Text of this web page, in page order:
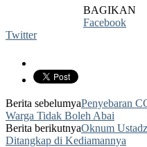
BAGIKAN
Facebook
Twitter
Berita sebelumyaPenyebaran
Warga Tidak Boleh Abai
Berita berikutnyaOknum
Ditangkap di Kediamannya